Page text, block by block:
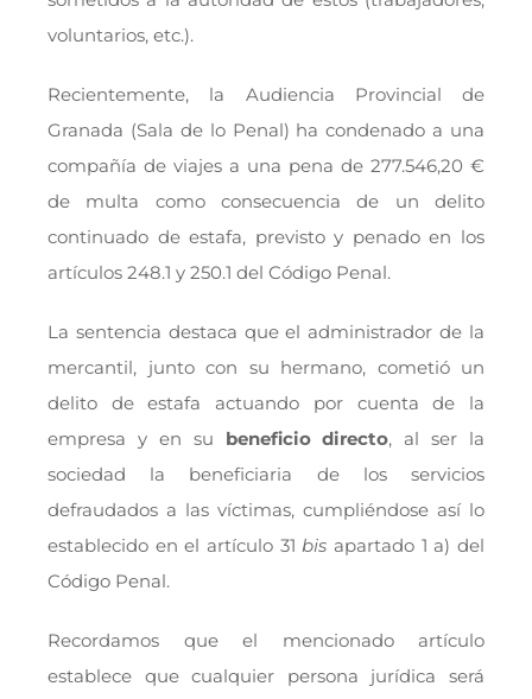
voluntarios, etc.).
Recientemente, la Audiencia Provincial de
Granada (Sala de lo Penal) ha condenado a una
compañía de viajes a una pena de 277.546,20 €
de multa como consecuencia de un delito
continuado de estafa, previsto y penado en los
artículos 248.1 y 250.1 del Código Penal.
La sentencia destaca que el administrador de la
mercantil, junto con su hermano, cometió un
delito de estafa actuando por cuenta de la
empresa y en su beneficio directo, al ser la
sociedad la beneficiaria de los servicios
defraudados a las víctimas, cumpliéndose así lo
establecido en el artículo 31bis apartado 1 a) del
Código Penal.
Recordamos que el mencionado artículo
establece que cualquier persona jurídica será